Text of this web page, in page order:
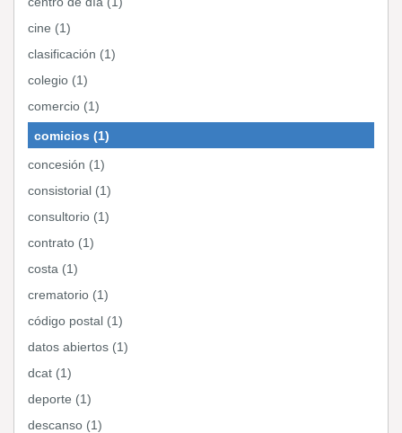
cine (1)
clasificación (1)
colegio (1)
comercio (1)
comicios (1)
concesión (1)
consistorial (1)
consultorio (1)
contrato (1)
costa (1)
crematorio (1)
código postal (1)
datos abiertos (1)
dcat (1)
deporte (1)
descanso (1)